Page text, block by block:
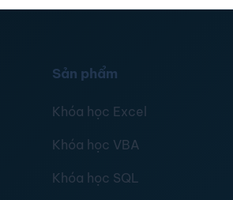
Sản phẩm
Khóa học Excel
Khóa học VBA
Khóa học SQL